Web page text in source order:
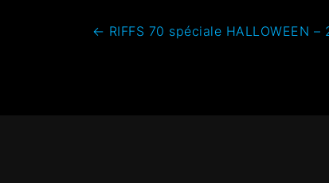
← RIFFS 70 spéciale HALLOWEEN